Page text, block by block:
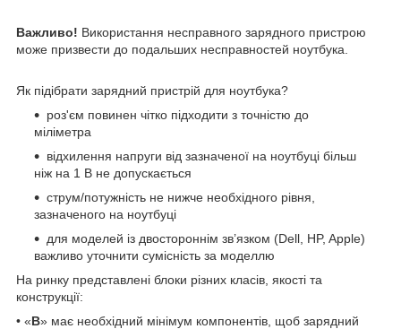
Важливо! Використання несправного зарядного пристрою
може призвести до подальших несправностей ноутбука.
Як підібрати зарядний пристрій для ноутбука?
роз'єм повинен чітко підходити з точністю до
міліметра
відхилення напруги від зазначеної на ноутбуці більш
ніж на 1 В не допускається
струм/потужність не нижче необхідного рівня,
зазначеного на ноутбуці
для моделей із двостороннім зв’язком (Dell, HP, Apple)
важливо уточнити сумісність за моделлю
На ринку представлені блоки різних класів, якості та
конструкції:
• «B» має необхідний мінімум компонентів, щоб зарядний